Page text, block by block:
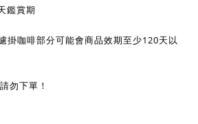
於7天鑑賞期
掛咖啡部分可能會商品效期至少120天以
下單！